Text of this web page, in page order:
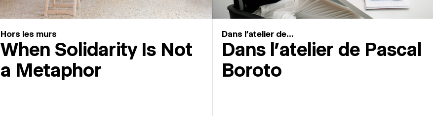
Hors les murs
When Solidarity Is Not
a Metaphor
Dans l'atelier de...
Dans l’atelier de Pascal
Boroto